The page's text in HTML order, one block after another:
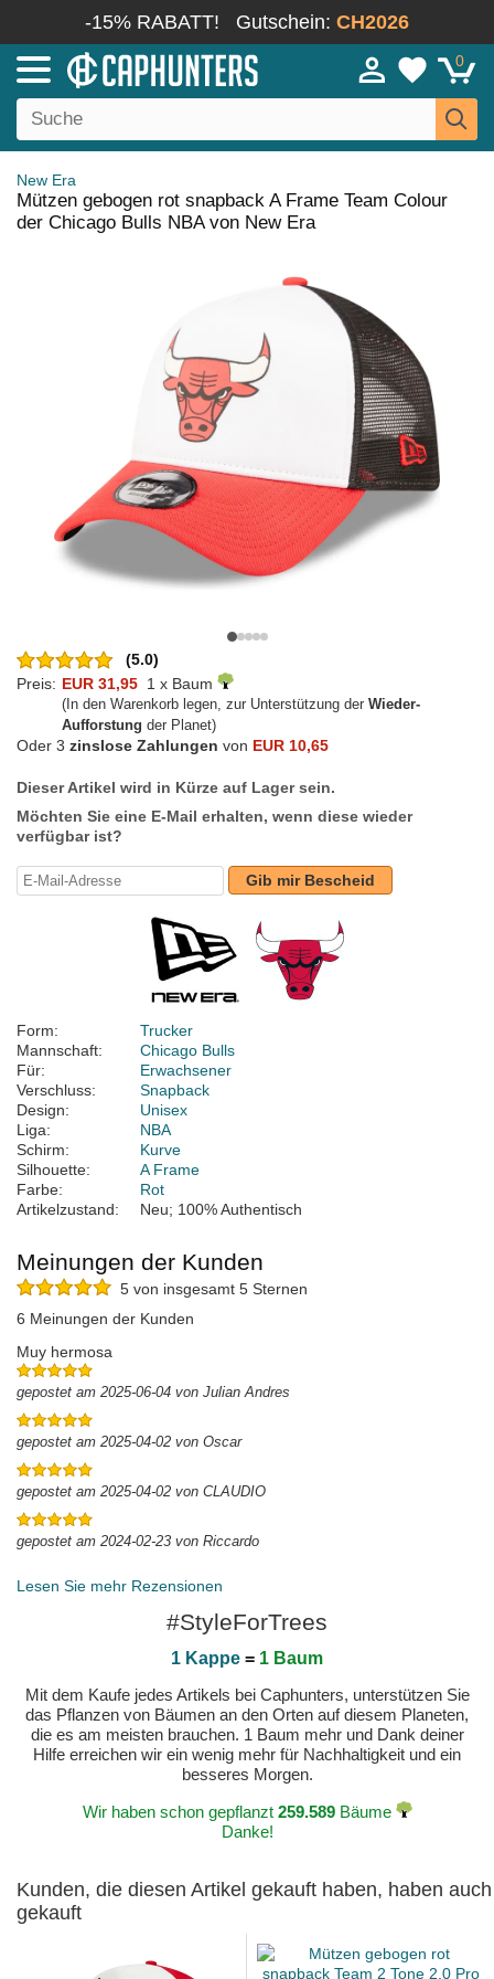
-15% RABATT! Gutschein: CH2026
0
New Era
Mützen gebogen rot snapback A Frame Team Colour
der Chicago Bulls NBA von New Era
(5.0)
Preis: EUR 31,95 1 x Baum
(In den Warenkorb legen, zur Unterstützung der Wieder-
Aufforstung der Planet)
Oder 3 zinslose Zahlungen von EUR 10,65
Dieser Artikel wird in Kürze auf Lager sein.
Möchten Sie eine E-Mail erhalten, wenn diese wieder
verfügbar ist?
Gib mir Bescheid
Form:
Trucker
Mannschaft:
Chicago Bulls
Für:
Erwachsener
Verschluss:
Snapback
Design:
Unisex
Liga:
NBA
Schirm:
Kurve
Silhouette:
A Frame
Farbe:
Rot
Artikelzustand:
Neu; 100% Authentisch
Meinungen der Kunden
5 von insgesamt 5 Sternen
6 Meinungen der Kunden
Muy hermosa
gepostet am 2025-06-04 von Julian Andres
gepostet am 2025-04-02 von Oscar
gepostet am 2025-04-02 von CLAUDIO
gepostet am 2024-02-23 von Riccardo
Lesen Sie mehr Rezensionen
#StyleForTrees
1 Kappe = 1 Baum
Mit dem Kaufe jedes Artikels bei Caphunters, unterstützen Sie
das Pflanzen von Bäumen an den Orten auf diesem Planeten,
die es am meisten brauchen. 1 Baum mehr und Dank deiner
Hilfe erreichen wir ein wenig mehr für Nachhaltigkeit und ein
besseres Morgen.
Wir haben schon gepflanzt 259.589Bäume
Danke!
Kunden, die diesen Artikel gekauft haben, haben auch
gekauft